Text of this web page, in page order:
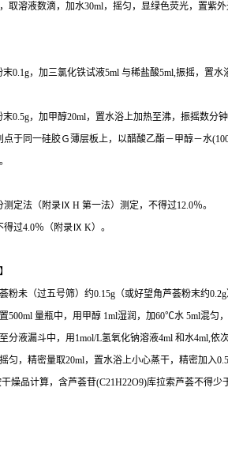
取溶液数滴，加水30ml，摇匀，显绿色荧光，置紫外
末0.1g，加三氯化铁试液5ml 与稀盐酸5ml,振摇，置水
末0.5g，加甲醇20ml，置水浴上加热至沸，振摇数分
点于同一硅胶Ｇ薄层板上，以醋酸乙酯－甲醇－水
测定法（附录 Ⅸ H 第一法）测定，不得过12.0％。
得过4.0％（附录 Ⅸ K）。
粉未（过五号筛）约0.15g （或好望角芦荟粉末约0.2g
500ml 量瓶中，用甲醇 1ml湿润，加60℃水 5ml混匀
分液漏斗中，用 1mol/L氢氧化钠溶液4ml 和水4ml,依
匀，精密量取20ml，置水浴上小心蒸干，精密加入0.5
燥品计算，含芦荟苷(C21H22O9)库拉索芦荟不得少